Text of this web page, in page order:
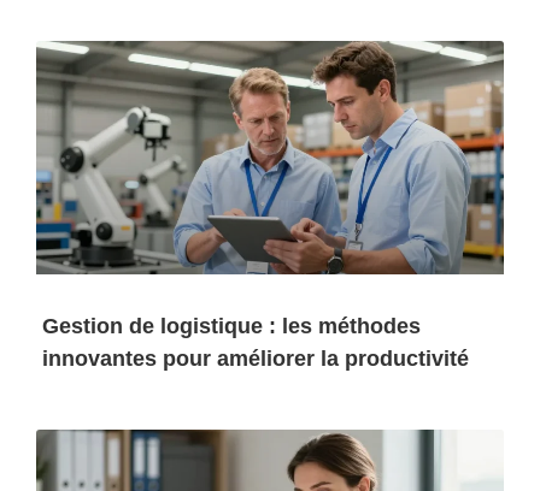
Gestion de logistique : les méthodes
innovantes pour améliorer la productivité